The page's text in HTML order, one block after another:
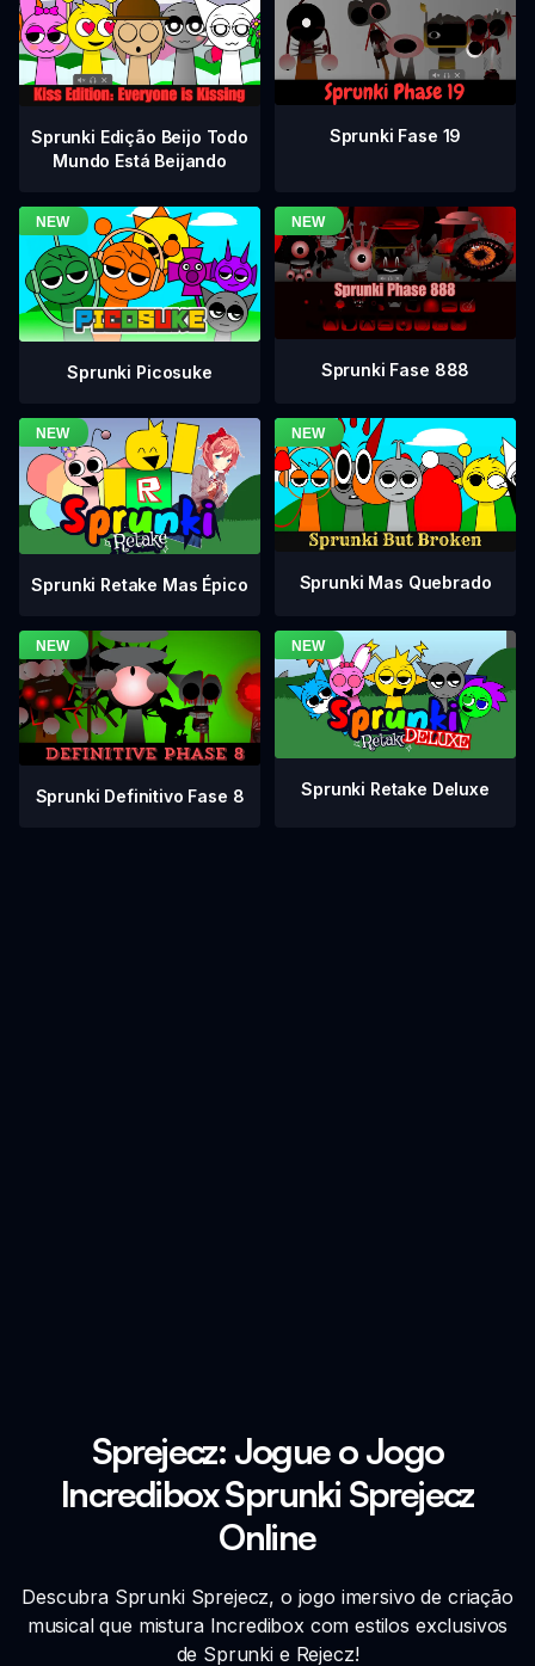
Sprunki Edição Beijo Todo
Mundo Está Beijando
Sprunki Fase 19
Sprunki Picosuke Sprunki Fase 888
Sprunki Retake Mas Épico Sprunki Mas Quebrado
Sprunki Definitivo Fase 8 Sprunki Retake Deluxe
Sprejecz: Jogue o Jogo
Incredibox Sprunki Sprejecz
Online
Descubra Sprunki Sprejecz, o jogo imersivo de criação
musical que mistura Incredibox com estilos exclusivos
de Sprunki e Rejecz!